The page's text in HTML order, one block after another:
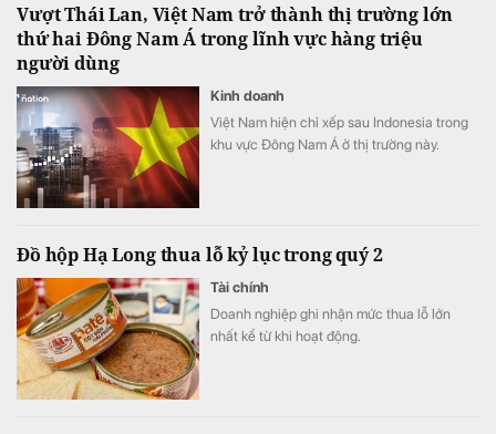
Vượt Thái Lan, Việt Nam trở thành thị trường lớn
thứ hai Đông Nam Á trong lĩnh vực hàng triệu
người dùng
Kinh doanh
Việt Nam hiện chỉ xếp sau Indonesia trong
khu vực Đông Nam Á ở thị trường này.
Đồ hộp Hạ Long thua lỗ kỷ lục trong quý 2
Tài chính
Doanh nghiệp ghi nhận mức thua lỗ lớn
nhất kể từ khi hoạt động.